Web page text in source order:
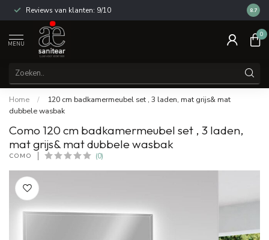
Reviews van klanten: 9/10 14
8.7
MENU
0
Home /
120 cm badkamermeubel set , 3 laden, mat grijs& mat
dubbele wasbak
Como 120 cm badkamermeubel set , 3 laden,
mat grijs& mat dubbele wasbak
COMO (0)